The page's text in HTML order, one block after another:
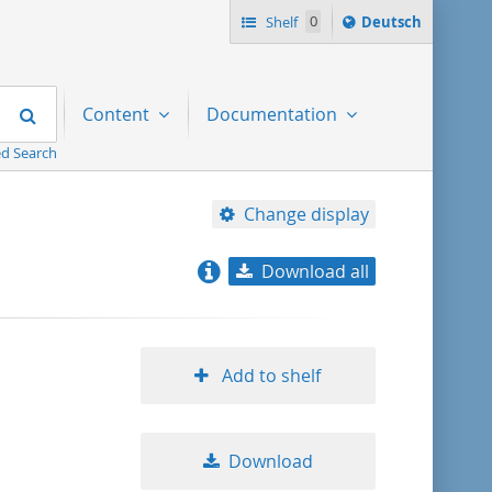
Shelf 0
Sprache
ï¿½ndern
Deutsch
Search
Search
Content Documentation
Change display
title ascending
Download all
Add to shelf
Download